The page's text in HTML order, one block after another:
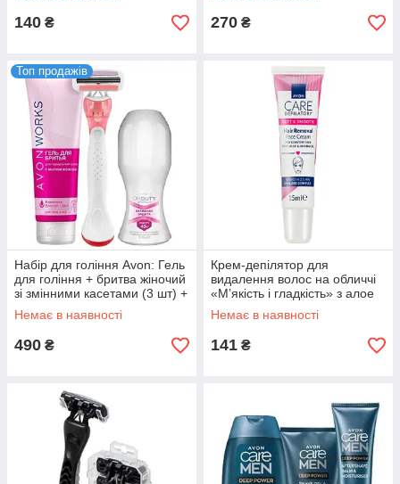
140 ₴ 270 ₴
Топ продажів
Набір для гоління Avon: Гель
для гоління + бритва жіночий
зі змінними касетами (3 шт) +
кульковий
Немає в наявності
490 ₴
Крем-депілятор для
видалення волос на обличчі
«М’якість і гладкість» з алое
вера та олією жожоба, 15 мл
Немає в наявності
141 ₴